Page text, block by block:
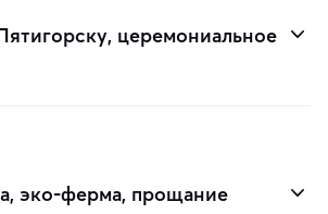
церемониальное
эко-ферма, прощание